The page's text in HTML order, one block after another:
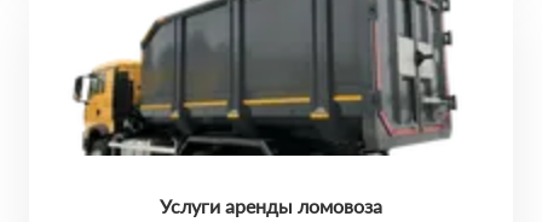
Услуги аренды ломовоза